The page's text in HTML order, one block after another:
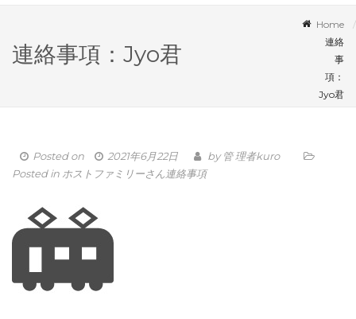
連絡事項：Jyo君
Home
連絡
事
項：
Jyo君
Posted on 2021年6月22日 by管 理者kuro
Posted in ホストファミリーさん連絡事項